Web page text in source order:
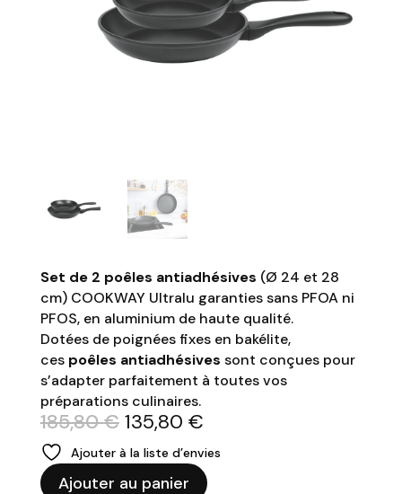
Set de 2 poêles antiadhésives (Ø 24 et 28
cm) COOKWAY Ultralu garanties sans PFOA ni
PFOS, en aluminium de haute qualité.
Dotées de poignées fixes en bakélite,
ces poêles antiadhésives sont conçues pour
s’adapter parfaitement à toutes vos
préparations culinaires.
185,80€ Le
initial
était :
135,80 €Le
actuel
est :
Ajouter à la liste d’envies
quantité
Ajouter au panier